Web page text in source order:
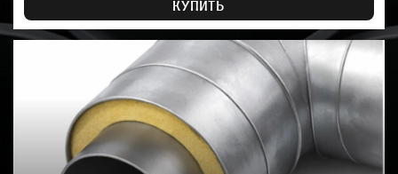
КУПИТЬ